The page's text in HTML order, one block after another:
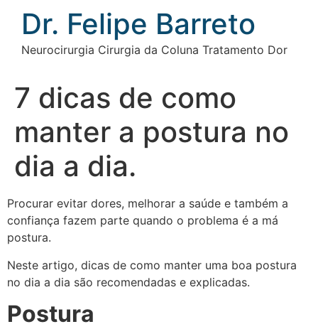
conteúdo
Dr. Felipe Barreto
Neurocirurgia Cirurgia da Coluna Tratamento Dor
7 dicas de como
manter a postura no
dia a dia.
Procurar evitar dores, melhorar a saúde e também a
confiança fazem parte quando o problema é a má
postura.
Neste artigo, dicas de como manter uma boa postura
no dia a dia são recomendadas e explicadas.
Postura